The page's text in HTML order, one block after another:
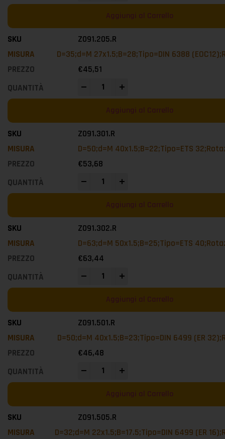
Aggiungi al Carrello
Z091.205.R
D=35;d=M 27x1.5;B=28;Tipo=DIN 6388
€45,51
Aggiungi al Carrello
Z091.301.R
D=50;d=M 40x1.5;B=22;Tipo=ETS
€53,68
Aggiungi al Carrello
Z091.302.R
D=63;d=M 50x1.5;B=25;Tipo=ETS
€63,44
Aggiungi al Carrello
Z091.501.R
D=50;d=M 40x1.5;B=23;Tipo=DIN 6499 (ER
€46,48
Aggiungi al Carrello
Z091.505.R
D=32;d=M 22x1.5;B=17.5;Tipo=DIN 6499 (ER